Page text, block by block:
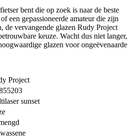
bent die op zoek is naar de beste
een gepassioneerde amateur die zijn
de vervangende glazen Rudy Project
keuze. Wacht dus niet langer,
glazen voor ongeëvenaarde
Project
sunset